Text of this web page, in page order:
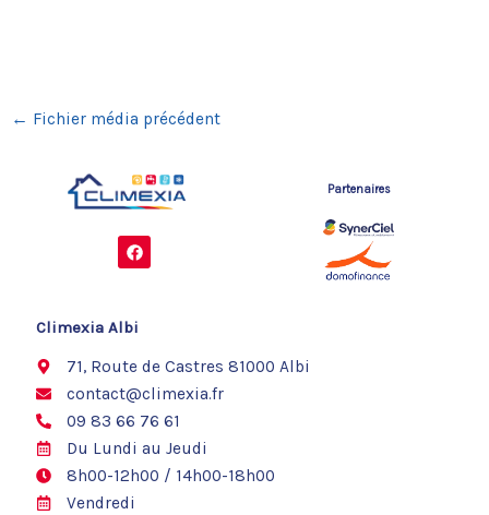
← Fichier média précédent
F
a
c
o
Partenaires
Climexia Albi
71, Route de Castres 81000 Albi
contact@climexia.fr
09 83 66 76 61
Du Lundi au Jeudi
8h00-12h00 / 14h00-18h00
Vendredi